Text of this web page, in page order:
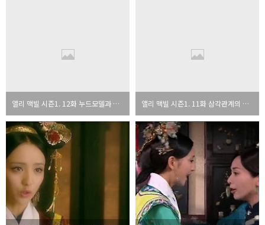
앨리 맥빌 시즌1. 12화 누드모델과 본능 앨리 맥빌 시즌1. 11화 삼각관계의 불편한 진실